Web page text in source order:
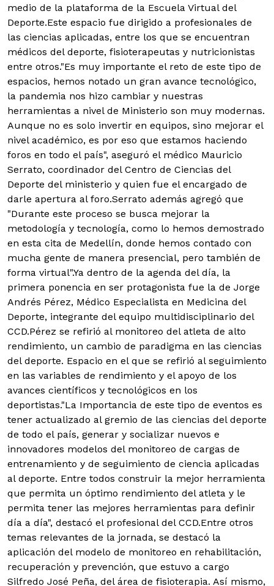
medio de la plataforma de la Escuela Virtual del
Deporte.Este espacio fue dirigido a profesionales de
las ciencias aplicadas, entre los que se encuentran
médicos del deporte, fisioterapeutas y nutricionistas
entre otros."Es muy importante el reto de este tipo de
espacios, hemos notado un gran avance tecnológico,
la pandemia nos hizo cambiar y nuestras
herramientas a nivel de Ministerio son muy modernas.
Aunque no es solo invertir en equipos, sino mejorar el
nivel académico, es por eso que estamos haciendo
foros en todo el país", aseguró el médico Mauricio
Serrato, coordinador del Centro de Ciencias del
Deporte del ministerio y quien fue el encargado de
darle apertura al foro.Serrato además agregó que
"Durante este proceso se busca mejorar la
metodología y tecnología, como lo hemos demostrado
en esta cita de Medellín, donde hemos contado con
mucha gente de manera presencial, pero también de
forma virtual".Ya dentro de la agenda del día, la
primera ponencia en ser protagonista fue la de Jorge
Andrés Pérez, Médico Especialista en Medicina del
Deporte, integrante del equipo multidisciplinario del
CCD.Pérez se refirió al monitoreo del atleta de alto
rendimiento, un cambio de paradigma en las ciencias
del deporte. Espacio en el que se refirió al seguimiento
en las variables de rendimiento y el apoyo de los
avances científicos y tecnológicos en los
deportistas."La Importancia de este tipo de eventos es
tener actualizado al gremio de las ciencias del deporte
de todo el país, generar y socializar nuevos e
innovadores modelos del monitoreo de cargas de
entrenamiento y de seguimiento de ciencia aplicadas
al deporte. Entre todos construir la mejor herramienta
que permita un óptimo rendimiento del atleta y le
permita tener las mejores herramientas para definir
día a día", destacó el profesional del CCD.Entre otros
temas relevantes de la jornada, se destacó la
aplicación del modelo de monitoreo en rehabilitación,
recuperación y prevención, que estuvo a cargo
Silfredo José Peña, del área de fisioterapia. Así mismo,